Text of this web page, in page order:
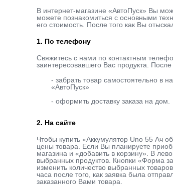
В интернет-магазине «АвтоПуск» Вы
можете познакомиться с основными
его стоимость. После того как Вы
1. По телефону
Свяжитесь с нами по контактным
заинтересовавшего Вас продукта.
- забрать товар самостоятельно в
«АвтоПуск»
- оформить доставку заказа на дом.
2. На сайте
Чтобы купить «Аккумулятор Uno 55 Ач
цены товара. Если Вы планируете
магазина и «добавить в корзину». В
выбранных продуктов. Кнопки «Форма
изменить количество выбранных
часа после того, как заявка была
заказанного Вами товара.